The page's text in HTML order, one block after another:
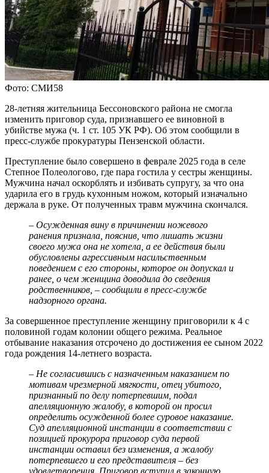
Фото: СМИ58
28-летняя жительница Бессоновского района не смогла
изменить приговор суда, признавшего ее виновной в
убийстве мужа (ч. 1 ст. 105 УК РФ). Об этом сообщили в
пресс-службе прокуратуры Пензенской области.
Преступление было совершено в феврале 2025 года в селе
Степное Полеологово, где пара гостила у сестры женщины.
Мужчина начал оскорблять и избивать супругу, за что она
ударила его в грудь кухонным ножом, который изначально
держала в руке. От полученных травм мужчина скончался.
– Осужденная вину в причинении ножевого
ранения признала, пояснив, что лишать жизни
своего мужа она не хотела, а ее действия были
обусловлены агрессивным насильственным
поведением с его стороны, которое он допускал и
ранее, о чем женщина доводила до сведения
родственников, – сообщили в пресс-службе
надзорного органа.
За совершенное преступление женщину приговорили к 4 с
половиной годам колонии общего режима. Реальное
отбывание наказания отсрочено до достижения ее сыном 2022
года рождения 14-летнего возраста.
– Не согласившись с назначенным наказанием по
мотивам чрезмерной мягкости, отец убитого,
признанный по делу потерпевшим, подал
апелляционную жалобу, в которой он просил
определить осужденной более суровое наказание.
Суд апелляционной инстанции в соответствии с
позицией прокурора приговор суда первой
инстанции оставил без изменения, а жалобу
потерпевшего и его представителя – без
удовлетворения. Приговор вступил в законную